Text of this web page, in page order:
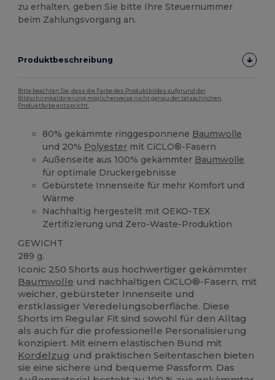
zu erhalten, geben Sie bitte Ihre Steuernummer
beim Zahlungsvorgang an.
Produktbeschreibung
Bitte beachten Sie, dass die Farbe des Produktbildes aufgrund der
Bildschirmkalibrierung möglicherweise nicht genau der tatsächlichen
Produktfarbe entspricht.
80% gekämmte ringgesponnene Baumwolle
und 20% Polyester mit CiCLO®-Fasern
Außenseite aus 100% gekämmter Baumwolle
für optimale Druckergebnisse
Gebürstete Innenseite für mehr Komfort und
Wärme
Nachhaltig hergestellt mit OEKO-TEX
Zertifizierung und Zero-Waste-Produktion
GEWICHT
289 g.
Iconic 250 Shorts aus hochwertiger gekämmter
Baumwolle und nachhaltigen CiCLO®-Fasern, mit
weicher, gebürsteter Innenseite und
erstklassiger Veredelungsoberfläche. Diese
Shorts im Regular Fit sind sowohl für den Alltag
als auch für die professionelle Personalisierung
konzipiert. Mit einem elastischen Bund mit
Kordelzug und praktischen Seitentaschen bieten
sie eine sichere und bequeme Passform. Das